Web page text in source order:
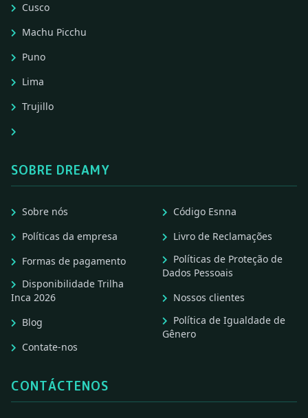
Cusco
Machu Picchu
Puno
Lima
Trujillo
SOBRE DREAMY
Sobre nós
Políticas da empresa
Formas de pagamento
Disponibilidade Trilha
Inca 2026
Blog
Contate-nos
Código Esnna
Livro de Reclamações
Políticas de Proteção de
Dados Pessoais
Nossos clientes
Política de Igualdade de
Gênero
CONTÁCTENOS